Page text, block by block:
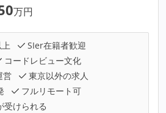
万円
SIer在籍者歓迎
コードレビュー文化
営
東京以外の求人
フルリモート可
受けられる